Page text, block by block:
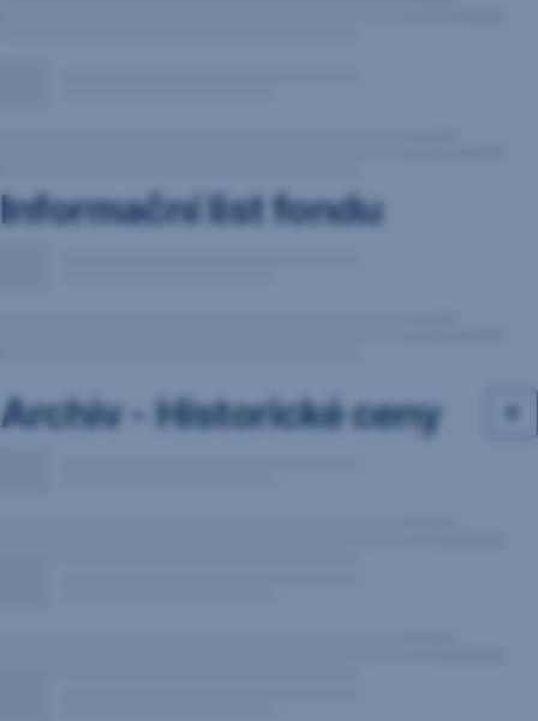
Informační list fondu
Archiv - Historické ceny